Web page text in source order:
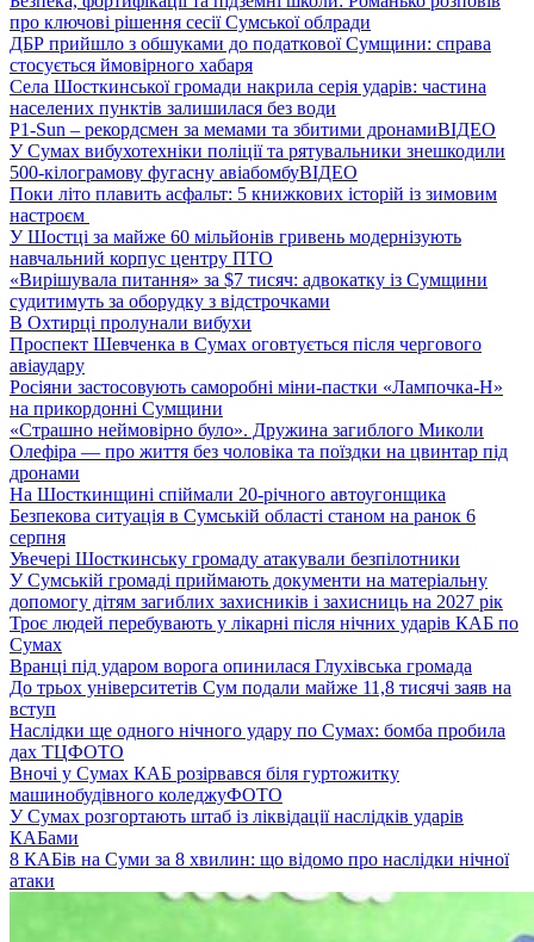
про ключові рішення сесії Сумської облради
ДБР прийшло з обшуками до податкової Сумщини: справа
стосується ймовірного хабаря
Села Шосткинської громади накрила серія ударів: частина
населених пунктів залишилася без води
P1-Sun – рекордсмен за мемами та збитими дронамиВІДЕО
У Сумах вибухотехніки поліції та рятувальники знешкодили
500-кілограмову фугасну авіабомбуВІДЕО
Поки літо плавить асфальт: 5 книжкових історій із зимовим
настроєм
У Шостці за майже 60 мільйонів гривень модернізують
навчальний корпус центру ПТО
«Вирішувала питання» за $7 тисяч: адвокатку із Сумщини
судитимуть за оборудку з відстрочками
В Охтирці пролунали вибухи
Проспект Шевченка в Сумах оговтується після чергового
авіаудару
Росіяни застосовують саморобні міни-пастки «Лампочка-Н»
на прикордонні Сумщини
«Страшно неймовірно було». Дружина загиблого Миколи
Олефіра — про життя без чоловіка та поїздки на цвинтар під
дронами
На Шосткинщині спіймали 20-річного автоугонщика
Безпекова ситуація в Сумській області станом на ранок 6
серпня
Увечері Шосткинську громаду атакували безпілотники
У Сумській громаді приймають документи на матеріальну
допомогу дітям загиблих захисників і захисниць на 2027 рік
Троє людей перебувають у лікарні після нічних ударів КАБ по
Сумах
Вранці під ударом ворога опинилася Глухівська громада
До трьох університетів Сум подали майже 11,8 тисячі заяв на
вступ
Наслідки ще одного нічного удару по Сумах: бомба пробила
дах ТЦФОТО
Вночі у Сумах КАБ розірвався біля гуртожитку
машинобудівного коледжуФОТО
У Сумах розгортають штаб із ліквідації наслідків ударів
КАБами
8 КАБів на Суми за 8 хвилин: що відомо про наслідки нічної
атаки